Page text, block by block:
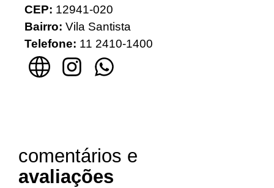
CEP: 12941-020
Bairro: Vila Santista
Telefone: 11 2410-1400
comentários e
avaliações